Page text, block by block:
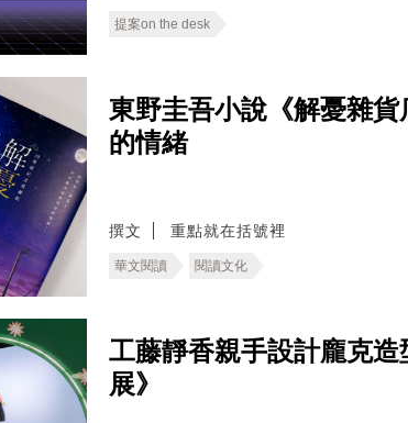
提案on the desk
東野圭吾小說《解憂雜
的情緒
撰文 重點就在括號裡
華文閱讀 閱讀文化
工藤靜香親手設計龐克
展》